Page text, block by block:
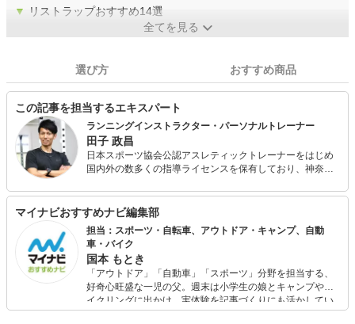
▼
リストラップおすすめ14選
全てを見る
選び方 おすすめ商品
この記事を担当するエキスパート
ランニングインストラクター・パーソナルトレーナー
田子 政昌
日本スポーツ協会公認アスレティックトレーナーをはじめ
国内外の数多くの指導ライセンスを保有しており、神奈川
ら、パーソナルジムの経営を行っています。 現在も現役で
陸上競技大会に出場しており、選手としての自身の目線や
大手スポーツ量販店での社員経験・これまでの運動指導経
験を活かして様々なスポーツ関連の記事執筆に関わってき
ました。 各種スポーツ教室・健康運動教室・講演会などの
ご依頼もお請けしております。
マイナビおすすめナビ編集部
担当：スポーツ・自転車、アウトドア・キャンプ、自動
車・バイク
国本 もとき
「アウトドア」「自動車」「スポーツ」分野を担当する、
好奇心旺盛な一児の父。週末は小学生の娘とキャンプやサ
イクリングに出かけ、実体験を記事づくりにも活かしてい
ます。読者の「知りたい」を分かりやすく届けることをモ